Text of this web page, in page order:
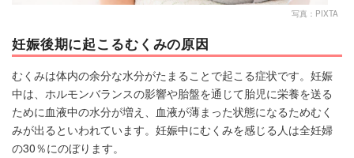
写真：PIXTA
妊娠後期に起こるむくみの原因
むくみは体内の余分な水分がたまることで起こる症状です。妊娠
中は、ホルモンバランスの影響や胎盤を通じて胎児に栄養を送る
ために血液中の水分が増え、血液が薄まった状態になるためむく
みが出るといわれています。妊娠中にむくみを感じる人は全妊婦
の30％にのぼります。